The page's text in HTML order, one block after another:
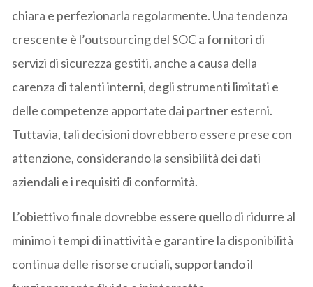
chiara e perfezionarla regolarmente. Una tendenza
crescente è l’outsourcing del SOC a fornitori di
servizi di sicurezza gestiti, anche a causa della
carenza di talenti interni, degli strumenti limitati e
delle competenze apportate dai partner esterni.
Tuttavia, tali decisioni dovrebbero essere prese con
attenzione, considerando la sensibilità dei dati
aziendali e i requisiti di conformità.
L’obiettivo finale dovrebbe essere quello di ridurre al
minimo i tempi di inattività e garantire la disponibilità
continua delle risorse cruciali, supportando il